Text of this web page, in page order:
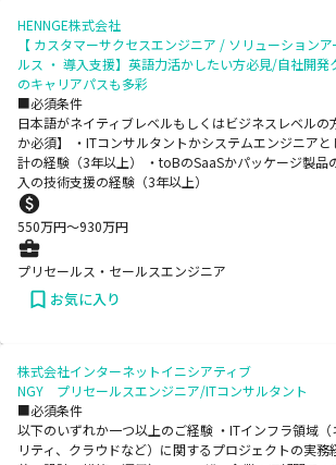
HENNGE株式会社
【 カスタマーサクセスエンジニア / ソリューション
ルス ・ 導入支援】英語力活かしたい方必見/自社開
のキャリアパスも多彩
■必須条件
日本語がネイティブレベルもしくはビジネスレベルの
か必須】 ・ITコンサルタントかシステムエンジニア
計の経験（3年以上） ・toBのSaaSかパッケージ製品
入の技術支援の経験（3年以上）
550万円〜930万円
プリセールス・セールスエンジニア
お気に入り
株式会社インターネットイニシアティブ
NGY プリセールスエンジニア/ITコンサルタント
■必須条件
以下のいずれか一つ以上のご経験 ・ITインフラ領域（
リティ、クラウドなど）に関するプロジェクトの実務